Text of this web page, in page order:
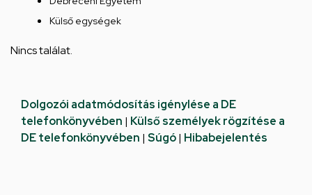
Külső egységek
Nincs találat.
Dolgozói adatmódosítás igénylése a DE
telefonkönyvében | Külső személyek rögzítése a
DE telefonkönyvében | Súgó| Hibabejelentés